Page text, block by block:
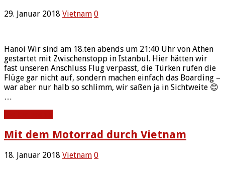
29. Januar 2018 Vietnam 0
Hanoi Wir sind am 18.ten abends um 21:40 Uhr von Athen
gestartet mit Zwischenstopp in Istanbul. Hier hätten wir
fast unseren Anschluss Flug verpasst, die Türken rufen die
Flüge gar nicht auf, sondern machen einfach das Boarding –
war aber nur halb so schlimm, wir saßen ja in Sichtweite 😊
…
Mit dem Motorrad durch Vietnam
18. Januar 2018 Vietnam 0